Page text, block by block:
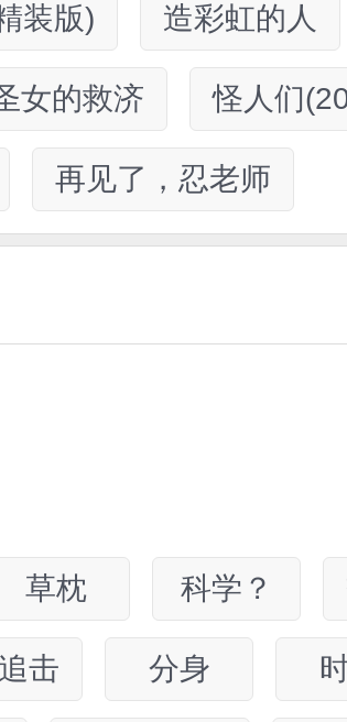
装版) 造彩虹的人
女的救济 怪人们
再见了，忍老师
草枕 科学？
击 分身